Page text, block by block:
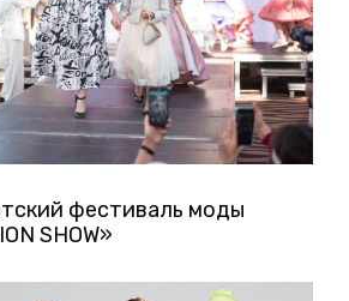
фестиваль моды
SHOW»